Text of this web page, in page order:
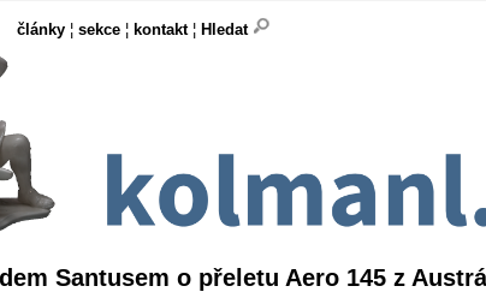
články ¦ sekce ¦ kontakt¦ Hledat
Santusem o přeletu Aero 145 z